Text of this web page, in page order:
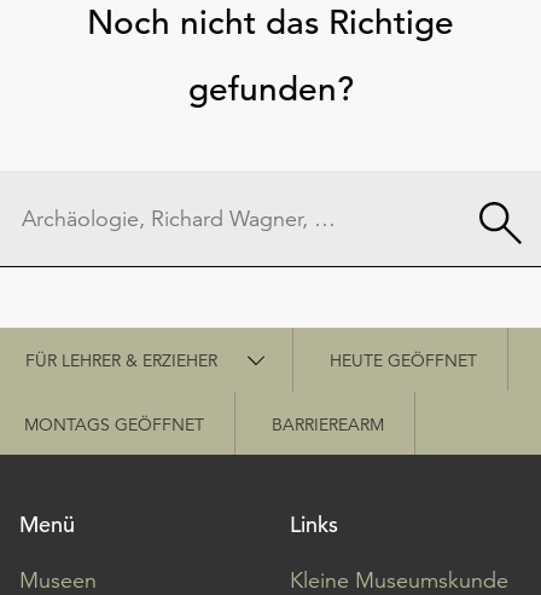
Noch nicht das Richtige
gefunden?
Schnellzugriff
FÜR LEHRER & ERZIEHER HEUTE GEÖFFNET
MONTAGS GEÖFFNET BARRIEREARM
Menü
Museen
Links
Kleine Museumskunde